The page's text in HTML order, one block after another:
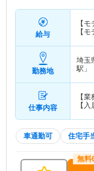
給与
【
【
勤務地
埼玉
駅」
仕事内容
【
【
車通勤可 住宅手